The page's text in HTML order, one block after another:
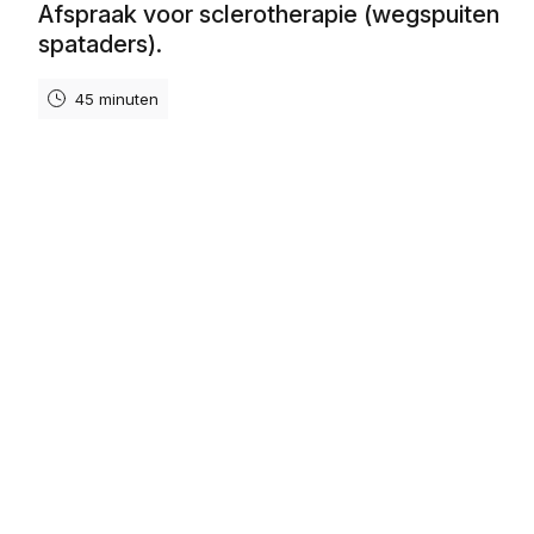
Afspraak voor sclerotherapie (wegspuiten
spataders).
45 minuten